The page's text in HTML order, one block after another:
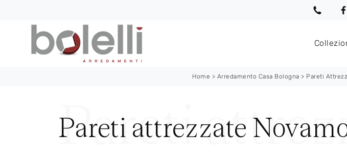
Home > Arredamento Casa Bologna > Pareti
Pareti attrezzate